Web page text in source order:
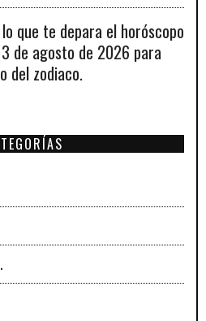
que te depara el horóscopo
de agosto de 2026 para
del zodiaco.